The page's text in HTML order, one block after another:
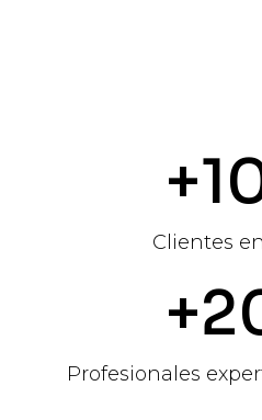
Clientes
Profesionales